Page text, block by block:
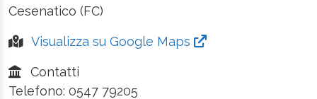
Cesenatico (FC)
Visualizza su Google Maps
Contatti
Telefono: 0547 79205